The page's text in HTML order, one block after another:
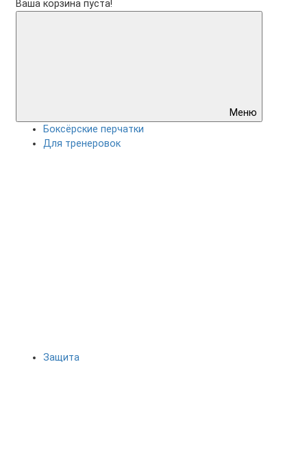
Ваша корзина пуста!
Меню
Боксёрские перчатки
Для тренеровок
Защита